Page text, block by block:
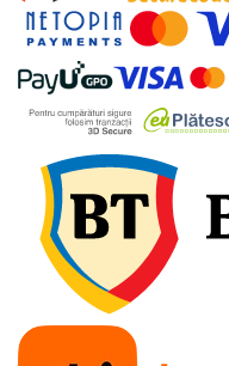
Articole sanitare
Uscatoare pentru maini
Echipamente pentru irigatii
Kit irigare gazon
Kit irigare gradina
Teava pentru irigatii
Fitinguri pentru irigatii
Robinete
Filtre pentru irigatii
Banda de picurare